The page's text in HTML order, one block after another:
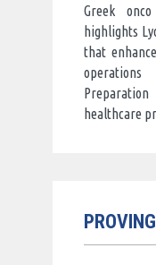
Greek
highlights
that
healthcare